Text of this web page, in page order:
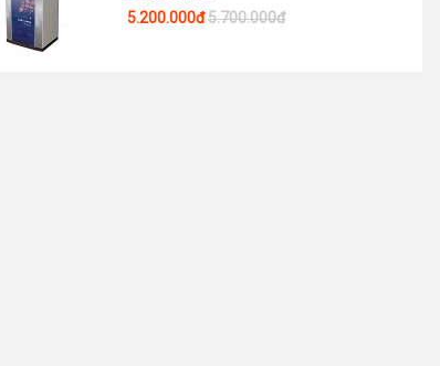
5.200.000đ5.700.000đ